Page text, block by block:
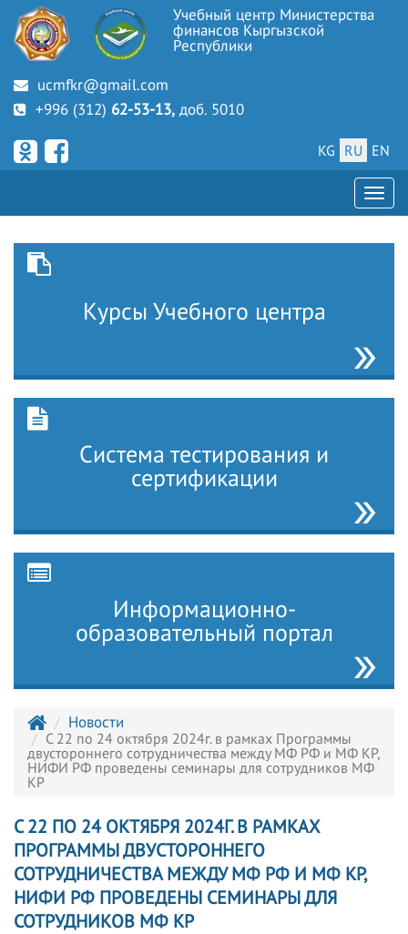
Учебный центр Министерства
финансов Кыргызской
Республики
ucmfkr@gmail.com
+996 (312) 62-53-13, доб. 5010
EN
RU
KG
Курсы Учебного центра
Система тестирования и
сертификации
Информационно-
образовательный портал
Новости
С 22 по 24 октября 2024г. в рамках Программы
двустороннего сотрудничества между МФ РФ и МФ КР,
НИФИ РФ проведены семинары для сотрудников МФ
КР
С 22 ПО 24 ОКТЯБРЯ 2024Г. В РАМКАХ
ПРОГРАММЫ ДВУСТОРОННЕГО
СОТРУДНИЧЕСТВА МЕЖДУ МФ РФ И МФ КР,
НИФИ РФ ПРОВЕДЕНЫ СЕМИНАРЫ ДЛЯ
СОТРУДНИКОВ МФ КР